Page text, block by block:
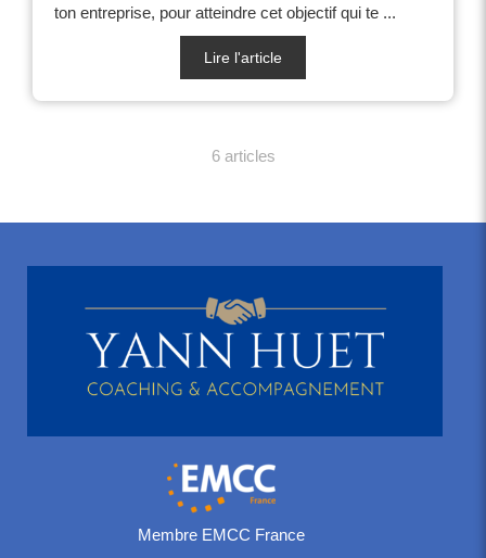
ton entreprise, pour atteindre cet objectif qui te ...
Lire l'article
6 articles
Membre EMCC France